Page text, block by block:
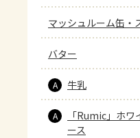
マッシュルーム缶・
バター
A 牛乳
A
「Rumic」ホ
ース